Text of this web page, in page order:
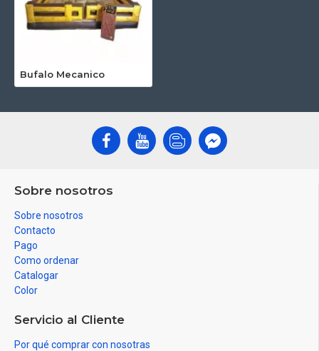
Bufalo Mecanico
Sobre nosotros
Sobre nosotros
Contacto
Pago
Como ordenar
Catalogar
Color
Servicio al Cliente
Por qué comprar con nosotras